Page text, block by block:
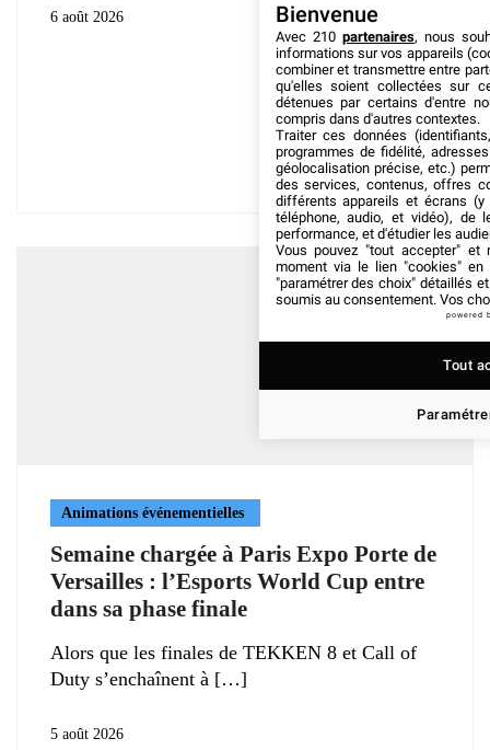
6 août 2026
Animations événementielles
Semaine chargée à Paris Expo Porte de
Versailles : l’Esports World Cup entre
dans sa phase finale
Alors que les finales de TEKKEN 8 et Call of
Duty s’enchaînent à
5 août 2026
Bienvenue
Avec 210 partenaires, nous
informations sur vos appareils
combiner et transmettre entre
qu'elles soient collectées sur
détenues par certains d'entre
compris dans d'autres contextes.
Traiter ces données
programmes de fidélité,
géolocalisation précise, etc.)
des services, contenus, offres
différents appareils et écrans (y
téléphone, audio, et vidéo), de
performance, et d'étudier les
Vous pouvez "tout accepter" et
moment via le lien "cookies" en
"paramétrer des choix" détaillés
soumis au consentement. Vos
powered
Tout